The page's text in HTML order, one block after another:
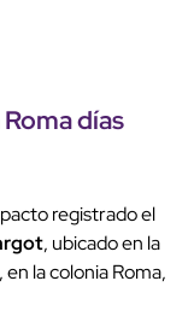
días
registrado el
, ubicado en la
la colonia Roma,